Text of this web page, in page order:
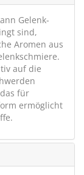
Gelenk-
sind,
Aromen aus
auf die
für
ermöglicht